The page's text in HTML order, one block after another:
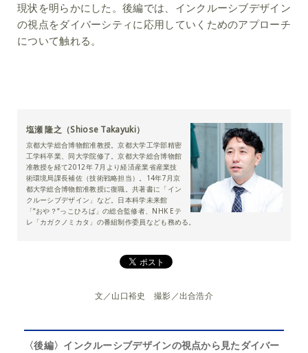
現状を明らかにした。後編では、インクルーシブデザイン
の視点をダイバーシティに応用していくためのアプローチ
について触れる。
塩瀬 隆之（Shiose Takayuki）
京都大学総合博物館准教授。京都大学工学部精密
工学科卒業、同大学院修了。京都大学総合博物館
准教授を経て2012年 7月より経済産業省産業技
術環境局課長補佐（技術戦略担当）。14年7月京
都大学総合博物館准教授に復職。共著書に「イン
クルーシブデザイン」など。日本科学未来館
「“おや？“っこひろば」の総合監修者、NHK Eテ
レ「カガクノミカタ」の番組制作委員なども務める。
文／山口裕史 撮影／出合浩介
〈後編〉インクルーシブデザインの視点から見たダイバー